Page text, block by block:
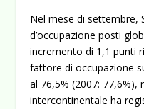
Nel mese di settembre,
d’occupazione posti
incremento di 1,1 punti
fattore di occupazione
al 76,5% (2007:
intercontinentale ha